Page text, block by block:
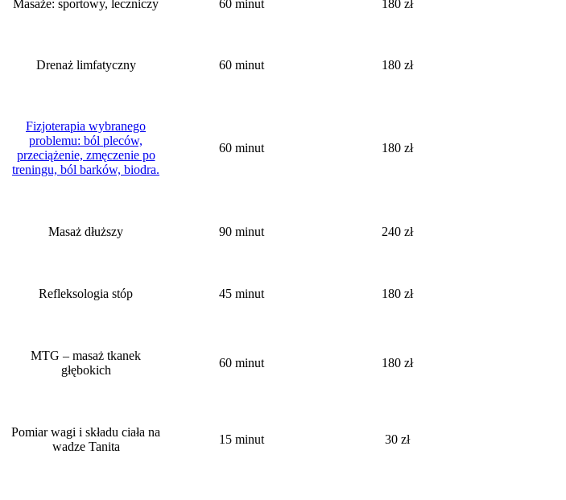
Masaże: sportowy, leczniczy 60 minut 180 zł
Drenaż limfatyczny 60 minut 180 zł
Fizjoterapia wybranego
problemu: ból pleców,
przeciążenie, zmęczenie po
treningu, ból barków, biodra.
60 minut 180 zł
Masaż dłuższy 90 minut 240 zł
Refleksologia stóp 45 minut 180 zł
MTG – masaż tkanek
głębokich
60 minut 180 zł
Pomiar wagi i składu ciała na
wadze Tanita
15 minut 30 zł